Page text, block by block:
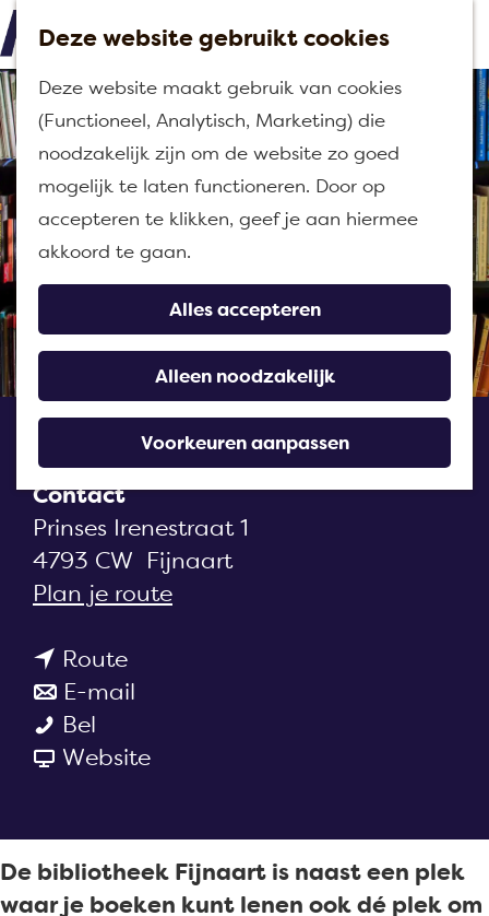
Deze website gebruikt cookies
Deze website maakt gebruik van cookies
(Functioneel, Analytisch, Marketing) die
noodzakelijk zijn om de website zo goed
mogelijk te laten functioneren. Door op
accepteren te klikken, geef je aan hiermee
akkoord te gaan.
Alles accepteren
Alleen noodzakelijk
Voorkeuren aanpassen
G
a
n
a
a
r
d
e
h
o
m
e
n
u
Bibliotheek Fijnaart
Contact
Prinses Irenestraat 1
4793 CW Fijnaart
Plan je routen
o
Routen
a
r
l
E-mail
a
b
Bel
i
o
Websitev
i
De bibliotheek Fijnaart is naast een plek
waar je boeken kunt lenen ook dé plek om